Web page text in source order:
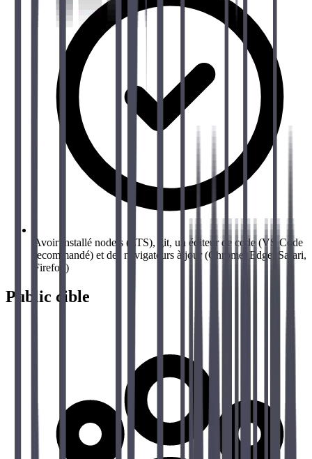
Avoir installé nodejs (LTS), git, un éditeur de code (VS Code
recommandé) et des navigateurs à jour (Chrome, Edge, Safari,
Firefox)
Public cible